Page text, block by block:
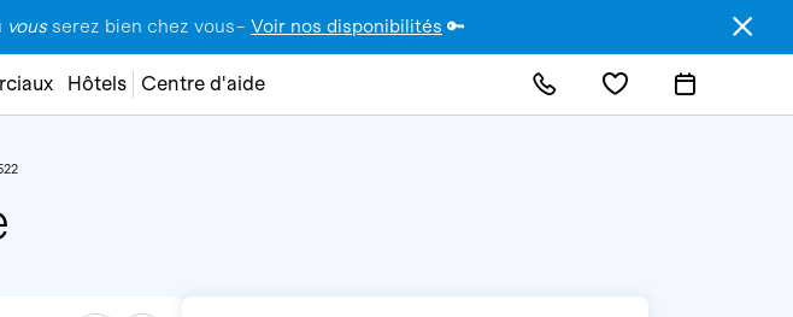
vous serez bien chez vous– Voir nos disponibilités 🔑
Hôtels Centre d'aide